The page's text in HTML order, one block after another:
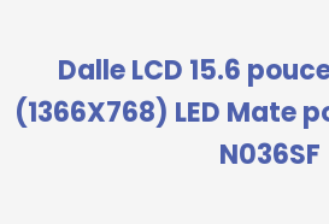
Dalle LCD 15.6
(1366X768) LED Mate
N036SF